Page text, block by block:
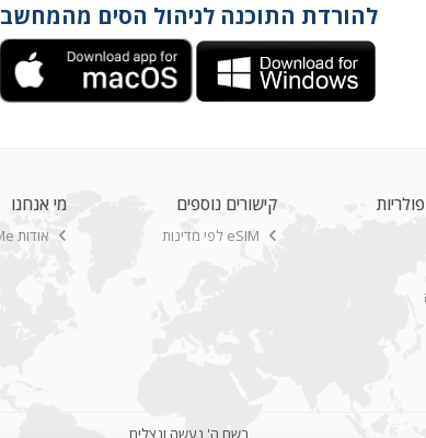
להורדת התוכנה לניהול הסים מהמחשב
קישורים נוספים מי אנחנו
אודות eSIMe
בשם ה' נעשה ונצליח